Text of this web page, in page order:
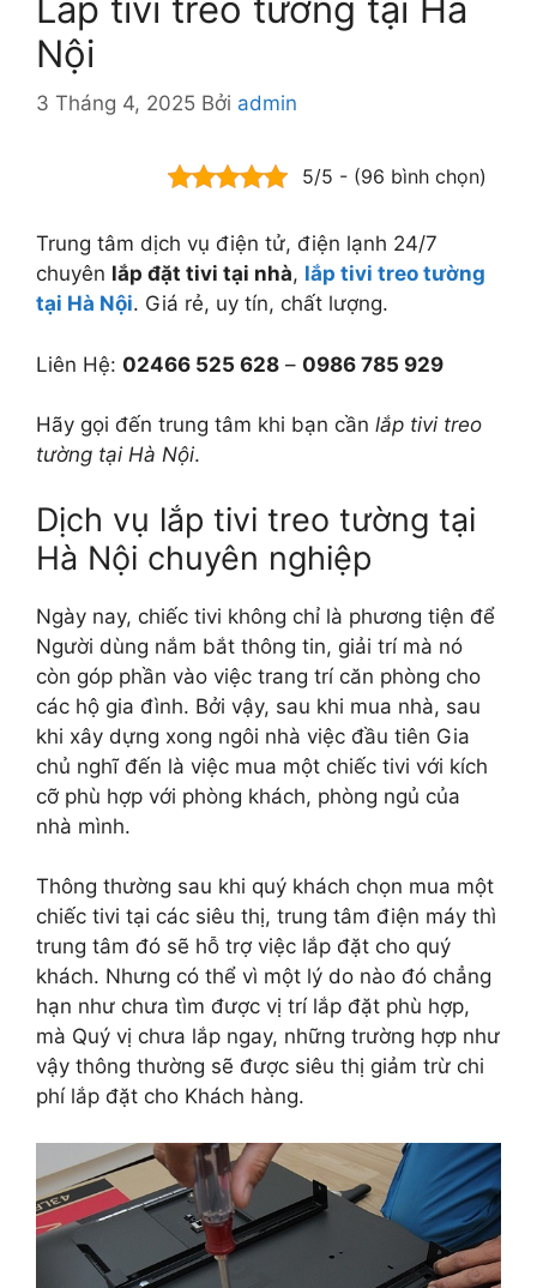
Nội
3 Tháng 4, 2025 Bởi admin
5/5 - (96 bình chọn)
Trung tâm dịch vụ điện tử, điện lạnh 24/7
chuyên lắp đặt tivi tại nhà, lắp tivi treo tường
tại Hà Nội. Giá rẻ, uy tín, chất lượng.
Liên Hệ: 02466 525 628 – 0986 785 929
Hãy gọi đến trung tâm khi bạn cần lắp tivi treo
tường tại Hà Nội.
Dịch vụ lắp tivi treo tường tại
Hà Nội chuyên nghiệp
Ngày nay, chiếc tivi không chỉ là phương tiện để
Người dùng nắm bắt thông tin, giải trí mà nó
còn góp phần vào việc trang trí căn phòng cho
các hộ gia đình. Bởi vậy, sau khi mua nhà, sau
khi xây dựng xong ngôi nhà việc đầu tiên Gia
chủ nghĩ đến là việc mua một chiếc tivi với kích
cỡ phù hợp với phòng khách, phòng ngủ của
nhà mình.
Thông thường sau khi quý khách chọn mua một
chiếc tivi tại các siêu thị, trung tâm điện máy thì
trung tâm đó sẽ hỗ trợ việc lắp đặt cho quý
khách. Nhưng có thể vì một lý do nào đó chẳng
hạn như chưa tìm được vị trí lắp đặt phù hợp,
mà Quý vị chưa lắp ngay, những trường hợp như
vậy thông thường sẽ được siêu thị giảm trừ chi
phí lắp đặt cho Khách hàng.